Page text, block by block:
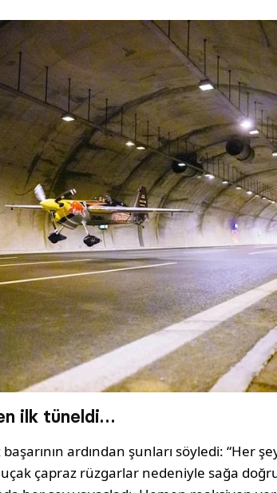
ilk tüneldi…
ardından şunları söyledi: “Her
uçak çapraz rüzgarlar nedeniyle sağa